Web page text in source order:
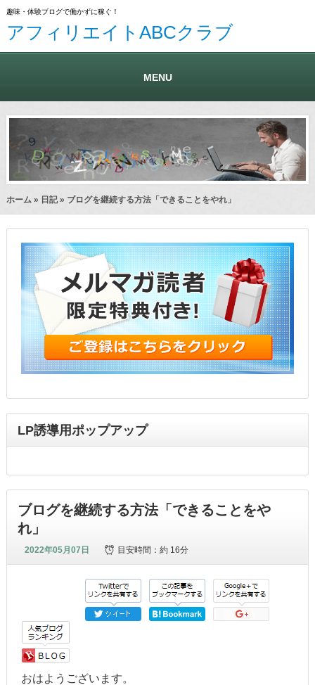
趣味・体験ブログで働かずに稼ぐ！
アフィリエイトABCクラブ
MENU
ホーム » 日記» ブログを継続する方法「できることをやれ」
LP誘導用ポップアップ
ブログを継続する方法「できることをや
れ」
2022年05月07日 目安時間：約 16分
おはようございます。